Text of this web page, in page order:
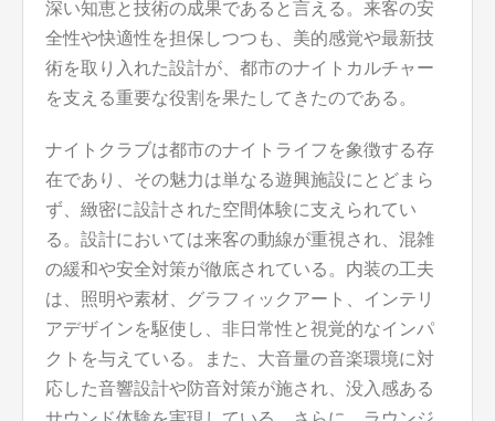
深い知恵と技術の成果であると言える。来客の安
全性や快適性を担保しつつも、美的感覚や最新技
術を取り入れた設計が、都市のナイトカルチャー
を支える重要な役割を果たしてきたのである。
ナイトクラブは都市のナイトライフを象徴する存
在であり、その魅力は単なる遊興施設にとどまら
ず、緻密に設計された空間体験に支えられてい
る。設計においては来客の動線が重視され、混雑
の緩和や安全対策が徹底されている。内装の工夫
は、照明や素材、グラフィックアート、インテリ
アデザインを駆使し、非日常性と視覚的なインパ
クトを与えている。また、大音量の音楽環境に対
応した音響設計や防音対策が施され、没入感ある